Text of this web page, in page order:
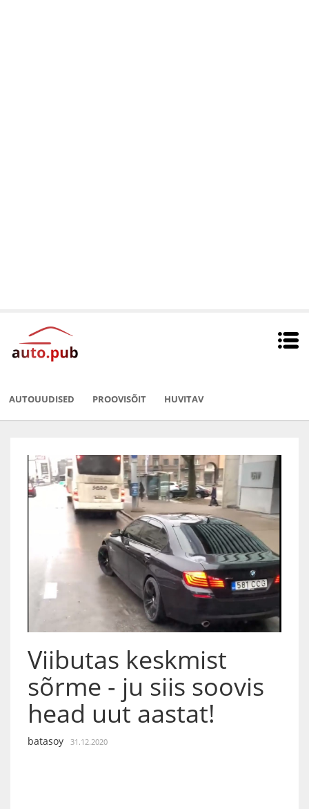
AUTOUUDISED PROOVISÕIT HUVITAV
Viibutas keskmist
sõrme - ju siis soovis
head uut aastat!
batasoy 31.12.2020